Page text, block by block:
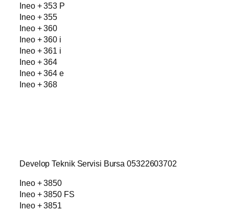
Ineo + 353 P
Ineo + 355
Ineo + 360
Ineo + 360 i
Ineo + 361 i
Ineo + 364
Ineo + 364 e
Ineo + 368
Develop Teknik Servisi Bursa 05322603702
Ineo + 3850
Ineo + 3850 FS
Ineo + 3851